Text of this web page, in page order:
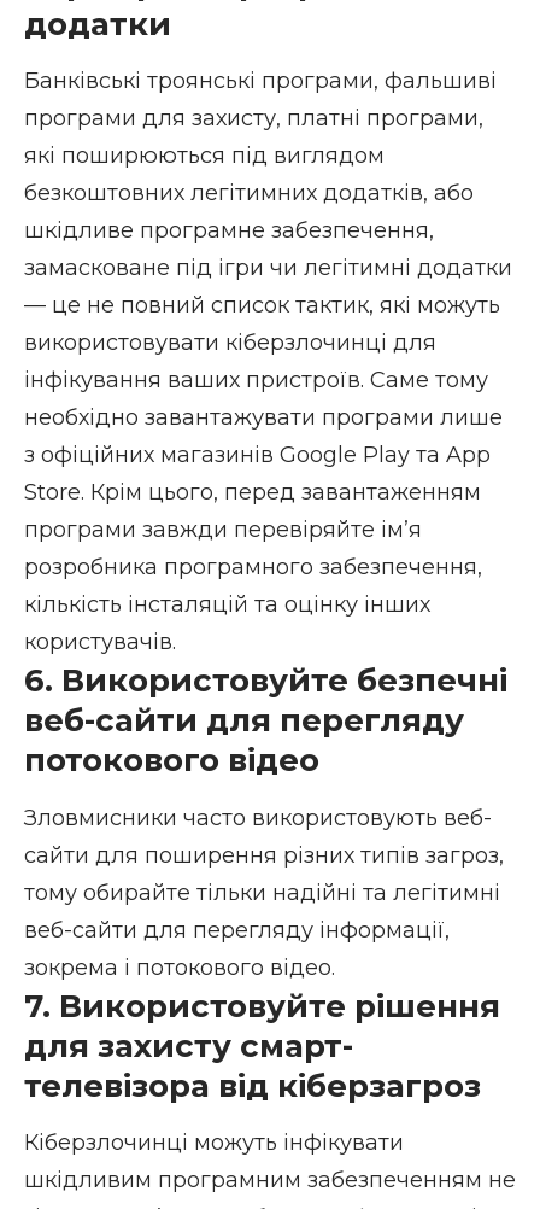
додатки
Банківські троянські програми, фальшиві
програми для захисту, платні програми,
які поширюються під виглядом
безкоштовних легітимних додатків, або
шкідливе програмне забезпечення,
замасковане під ігри чи легітимні додатки
— це не повний список тактик, які можуть
використовувати кіберзлочинці для
інфікування ваших пристроїв. Саме тому
необхідно завантажувати програми лише
з офіційних магазинів Google Play та App
Store. Крім цього, перед завантаженням
програми завжди перевіряйте ім’я
розробника програмного забезпечення,
кількість інсталяцій та оцінку інших
користувачів.
6. Використовуйте безпечні
веб-сайти для перегляду
потокового відео
Зловмисники часто використовують веб-
сайти для поширення різних типів загроз,
тому обирайте тільки надійні та легітимні
веб-сайти для перегляду інформації,
зокрема і потокового відео.
7. Використовуйте рішення
для захисту смарт-
телевізора від кіберзагроз
Кіберзлочинці можуть інфікувати
шкідливим програмним забезпеченням не